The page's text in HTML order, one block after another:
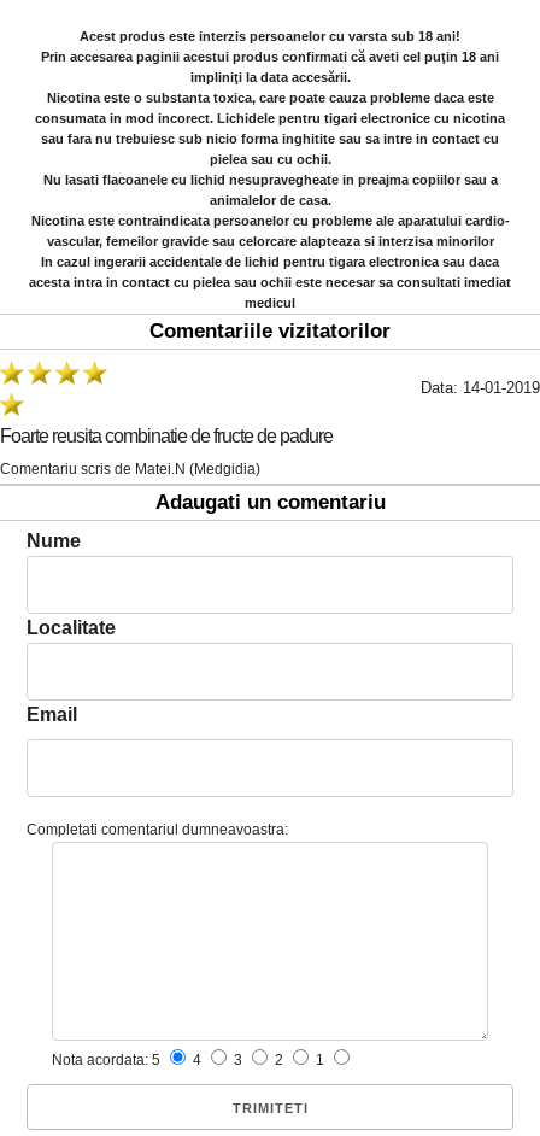
Acest produs este interzis persoanelor cu varsta sub 18 ani!
Prin accesarea paginii acestui produs confirmati că aveti cel puţin 18 ani
impliniţi la data accesării.
Nicotina este o substanta toxica, care poate cauza probleme daca este
consumata in mod incorect. Lichidele pentru tigari electronice cu nicotina
sau fara nu trebuiesc sub nicio forma inghitite sau sa intre in contact cu
pielea sau cu ochii.
Nu lasati flacoanele cu lichid nesupravegheate in preajma copiilor sau a
animalelor de casa.
Nicotina este contraindicata persoanelor cu probleme ale aparatului cardio-
vascular, femeilor gravide sau celorcare alapteaza si interzisa minorilor
In cazul ingerarii accidentale de lichid pentru tigara electronica sau daca
acesta intra in contact cu pielea sau ochii este necesar sa consultati imediat
medicul
Comentariile vizitatorilor
Data: 14-01-2019
Foarte reusita combinatie de fructe de padure
Comentariu scris de Matei.N (Medgidia)
Adaugati un comentariu
Nume
Localitate
Email
Completati comentariul dumneavoastra:
Nota acordata: 5 4 3 2 1